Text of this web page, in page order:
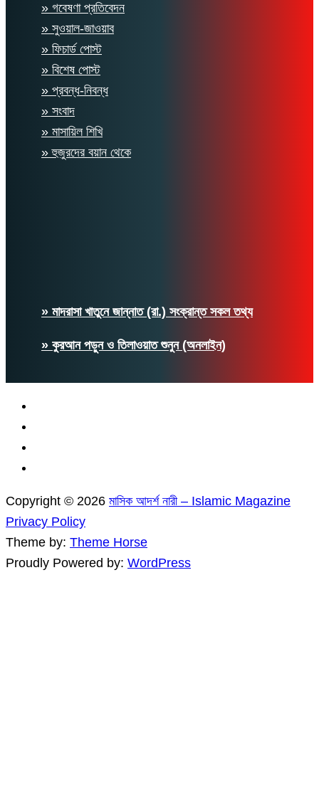
» গবেষণা প্রতিবেদন
» সুওয়াল-জাওয়াব
» ফিচার্ড পোস্ট
» বিশেষ পোস্ট
» প্রবন্ধ-নিবন্ধ
» সংবাদ
» মাসায়িল শিখি
» হুজুরদের বয়ান থেকে
» মাদরাসা খাতুনে জান্নাত (রা.) সংক্রান্ত সকল তথ্য
» কুরআন পড়ুন ও তিলাওয়াত শুনুন (অনলাইন)
Copyright © 2026 মাসিক আদর্শ নারী – Islamic Magazine
Privacy Policy
Theme by: Theme Horse
Proudly Powered by: WordPress